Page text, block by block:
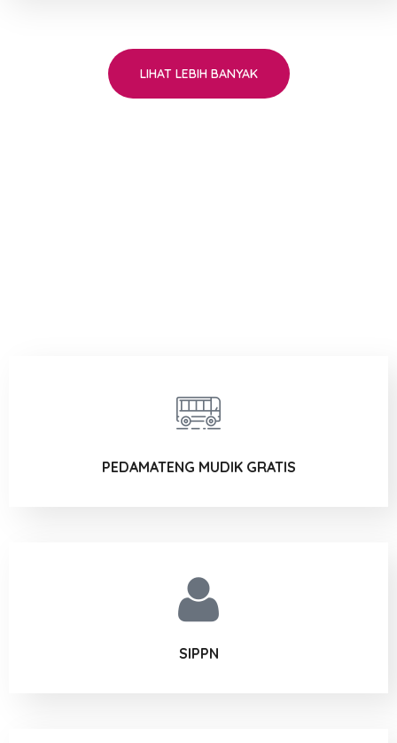
LIHAT LEBIH BANYAK
PEDAMATENG MUDIK GRATIS
SIPPN